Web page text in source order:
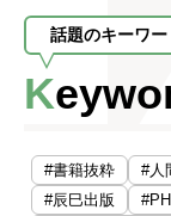
話題のキーワー
#書籍抜粋 #人
#辰巳出版